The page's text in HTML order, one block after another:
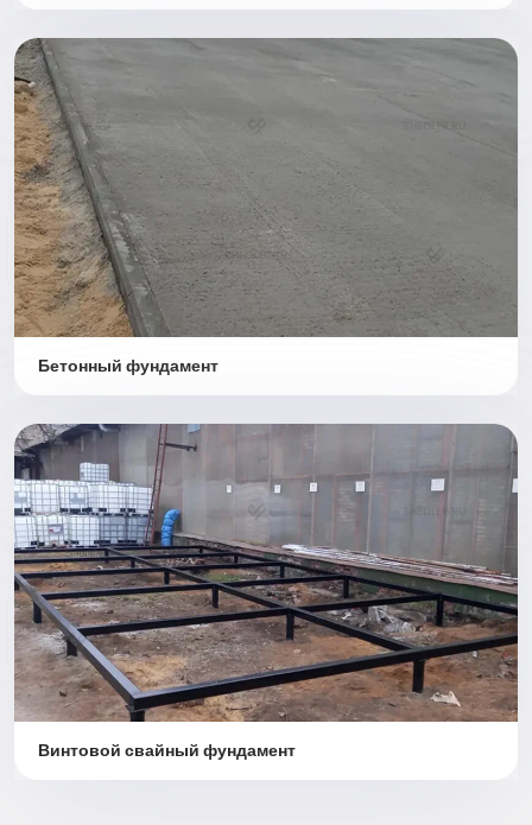
Бетонный фундамент
Винтовой свайный фундамент